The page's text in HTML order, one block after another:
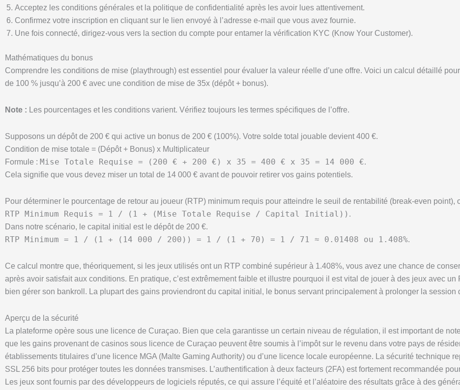
Acceptez les conditions générales et la politique de confidentialité après les avoir lues attentivement.
Confirmez votre inscription en cliquant sur le lien envoyé à l’adresse e-mail que vous avez fournie.
Une fois connecté, dirigez-vous vers la section du compte pour entamer la vérification KYC (Know Your Customer).
Mathématiques du bonus
Comprendre les conditions de mise (playthrough) est essentiel pour évaluer la valeur réelle d’une offre. Voici un calcul détaillé
de 100 % jusqu’à 200 € avec une condition de mise de 35x (dépôt + bonus).
Note : Les pourcentages et les conditions varient. Vérifiez toujours les termes spécifiques de l’offre.
Supposons un dépôt de 200 € qui active un bonus de 200 € (100%). Votre solde total jouable devient 400 €.
Condition de mise totale = (Dépôt + Bonus) x Multiplicateur
Formule : Mise Totale Requise = (200 € + 200 €) x 35 = 400 € x 35 = 14 000 €.
Cela signifie que vous devez miser un total de 14 000 € avant de pouvoir retirer vos gains potentiels.
Pour déterminer le pourcentage de retour au joueur (RTP) minimum requis pour atteindre le seuil de rentabilité (break-even point),
RTP Minimum Requis = 1 / (1 + (Mise Totale Requise / Capital Initial)) .
Dans notre scénario, le capital initial est le dépôt de 200 €.
RTP Minimum = 1 / (1 + (14 000 / 200)) = 1 / (1 + 70) = 1 / 71 ≈ 0.01408 ou 1.408%.
Ce calcul montre que, théoriquement, si les jeux utilisés ont un RTP combiné supérieur à 1.408%, vous avez une chance de
après avoir satisfait aux conditions. En pratique, c’est extrêmement faible et illustre pourquoi il est vital de jouer à des jeux avec un
bien gérer son bankroll. La plupart des gains proviendront du capital initial, le bonus servant principalement à prolonger la session
Aperçu de la sécurité
La plateforme opère sous une licence de Curaçao. Bien que cela garantisse un certain niveau de régulation, il est important de
que les gains provenant de casinos sous licence de Curaçao peuvent être soumis à l’impôt sur le revenu dans votre pays de
établissements titulaires d’une licence MGA (Malte Gaming Authority) ou d’une licence locale européenne. La sécurité technique
SSL 256 bits pour protéger toutes les données transmises. L’authentification à deux facteurs (2FA) est fortement recommandée
Les jeux sont fournis par des développeurs de logiciels réputés, ce qui assure l’équité et l’aléatoire des résultats grâce à des